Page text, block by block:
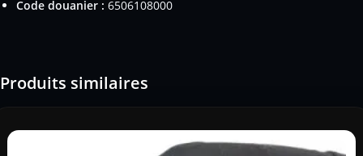
Code douanier : 6506108000
Produits similaires